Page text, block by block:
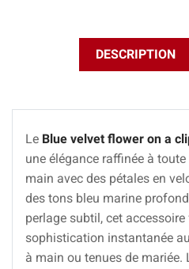
DESCRIPTION
Le Blue velvet flower on a
une élégance raffinée à
main avec des pétales en
des tons bleu marine
perlage subtil, cet
sophistication instantanée
à main ou tenues de mariée.